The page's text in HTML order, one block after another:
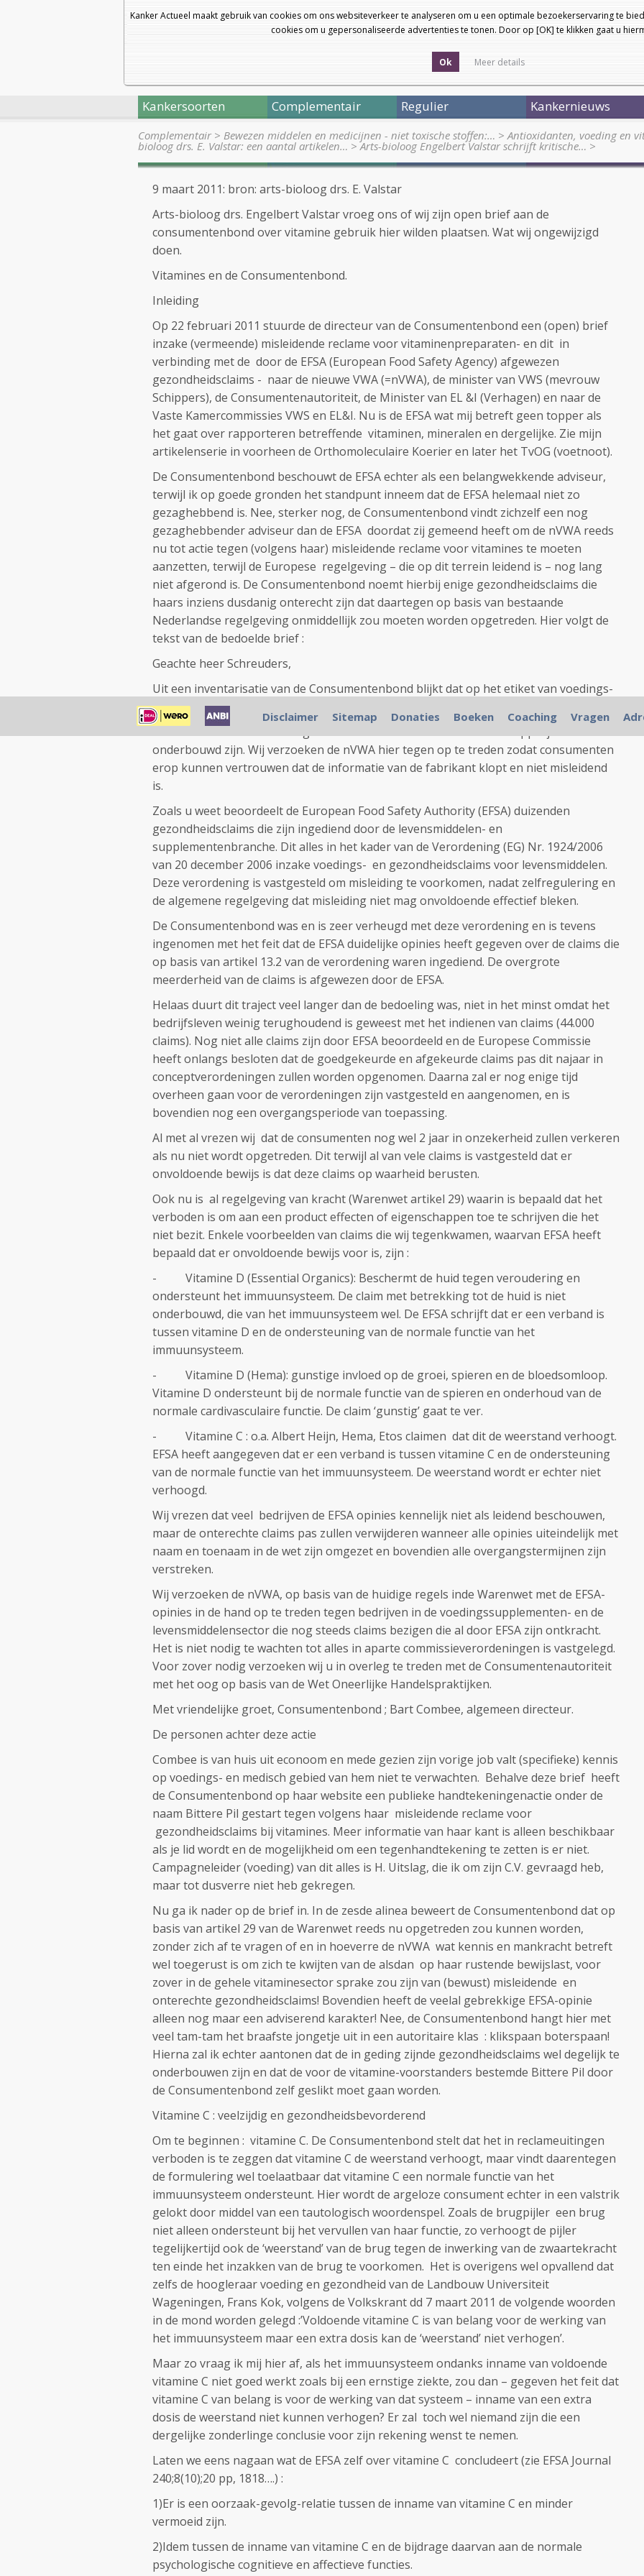
Kanker Actueel maakt gebruik van cookies om ons websiteverkeer te analyseren om u een optimale bezoekerservaring te
cookies om u gepersonaliseerde advertenties te tonen. Door op [OK] te klikken gaat u
Ok Meer details
Kankersoorten Complementair Regulier Kankernieuws
Complementair> Bewezen middelen en medicijnen - niet toxische stoffen:… >Antioxidanten, voeding en
bioloog drs. E. Valstar: een aantal artikelen… >Arts-bioloog Engelbert Valstar schrijft kritische… >
9 maart 2011: bron: arts-bioloog drs. E. Valstar
Arts-bioloog drs. Engelbert Valstar vroeg ons of wij zijn open brief aan de
consumentenbond over vitamine gebruik hier wilden plaatsen. Wat wij ongewijzigd
doen.
Vitamines en de Consumentenbond.
Inleiding
Op 22 februari 2011 stuurde de directeur van de Consumentenbond een (open) brief
inzake (vermeende) misleidende reclame voor vitaminenpreparaten- en dit in
verbinding met de door de EFSA (European Food Safety Agency) afgewezen
gezondheidsclaims - naar de nieuwe VWA (=nVWA), de minister van VWS (mevrouw
Schippers), de Consumentenautoriteit, de Minister van EL &I (Verhagen) en naar de
Vaste Kamercommissies VWS en EL&I. Nu is de EFSA wat mij betreft geen topper als
het gaat over rapporteren betreffende vitaminen, mineralen en dergelijke. Zie mijn
artikelenserie in voorheen de Orthomoleculaire Koerier en later het TvOG (voetnoot).
De Consumentenbond beschouwt de EFSA echter als een belangwekkende adviseur,
terwijl ik op goede gronden het standpunt inneem dat de EFSA helemaal niet zo
gezaghebbend is. Nee, sterker nog, de Consumentenbond vindt zichzelf een nog
gezaghebbender adviseur dan de EFSA doordat zij gemeend heeft om de nVWA reeds
nu tot actie tegen (volgens haar) misleidende reclame voor vitamines te moeten
aanzetten, terwijl de Europese regelgeving – die op dit terrein leidend is – nog lang
niet afgerond is. De Consumentenbond noemt hierbij enige gezondheidsclaims die
haars inziens dusdanig onterecht zijn dat daartegen op basis van bestaande
Nederlandse regelgeving onmiddellijk zou moeten worden opgetreden. Hier volgt de
tekst van de bedoelde brief :
Geachte heer Schreuders,
Uit een inventarisatie van de Consumentenbond blijkt dat op het etiket van voedings-
supplementen nog zeer regelmatig claims voorkomen waarvan de Europese
onderbouwd zijn. Wij verzoeken de nVWA hier tegen op te treden zodat consumenten
erop kunnen vertrouwen dat de informatie van de fabrikant klopt en niet misleidend
is.
Zoals u weet beoordeelt de European Food Safety Authority (EFSA) duizenden
gezondheidsclaims die zijn ingediend door de levensmiddelen- en
supplementenbranche. Dit alles in het kader van de Verordening (EG) Nr. 1924/2006
van 20 december 2006 inzake voedings- en gezondheidsclaims voor levensmiddelen.
Deze verordening is vastgesteld om misleiding te voorkomen, nadat zelfregulering en
de algemene regelgeving dat misleiding niet mag onvoldoende effectief bleken.
De Consumentenbond was en is zeer verheugd met deze verordening en is tevens
ingenomen met het feit dat de EFSA duidelijke opinies heeft gegeven over de claims die
op basis van artikel 13.2 van de verordening waren ingediend. De overgrote
meerderheid van de claims is afgewezen door de EFSA.
Helaas duurt dit traject veel langer dan de bedoeling was, niet in het minst omdat het
bedrijfsleven weinig terughoudend is geweest met het indienen van claims (44.000
claims). Nog niet alle claims zijn door EFSA beoordeeld en de Europese Commissie
heeft onlangs besloten dat de goedgekeurde en afgekeurde claims pas dit najaar in
conceptverordeningen zullen worden opgenomen. Daarna zal er nog enige tijd
overheen gaan voor de verordeningen zijn vastgesteld en aangenomen, en is
bovendien nog een overgangsperiode van toepassing.
Al met al vrezen wij dat de consumenten nog wel 2 jaar in onzekerheid zullen verkeren
als nu niet wordt opgetreden. Dit terwijl al van vele claims is vastgesteld dat er
onvoldoende bewijs is dat deze claims op waarheid berusten.
Ook nu is al regelgeving van kracht (Warenwet artikel 29) waarin is bepaald dat het
verboden is om aan een product effecten of eigenschappen toe te schrijven die het
niet bezit. Enkele voorbeelden van claims die wij tegenkwamen, waarvan EFSA heeft
bepaald dat er onvoldoende bewijs voor is, zijn :
- Vitamine D (Essential Organics): Beschermt de huid tegen veroudering en
ondersteunt het immuunsysteem. De claim met betrekking tot de huid is niet
onderbouwd, die van het immuunsysteem wel. De EFSA schrijft dat er een verband is
tussen vitamine D en de ondersteuning van de normale functie van het
immuunsysteem.
- Vitamine D (Hema): gunstige invloed op de groei, spieren en de bloedsomloop.
Vitamine D ondersteunt bij de normale functie van de spieren en onderhoud van de
normale cardivasculaire functie. De claim ‘gunstig’ gaat te ver.
- Vitamine C : o.a. Albert Heijn, Hema, Etos claimen dat dit de weerstand verhoogt.
EFSA heeft aangegeven dat er een verband is tussen vitamine C en de ondersteuning
van de normale functie van het immuunsysteem. De weerstand wordt er echter niet
verhoogd.
Wij vrezen dat veel bedrijven de EFSA opinies kennelijk niet als leidend beschouwen,
maar de onterechte claims pas zullen verwijderen wanneer alle opinies uiteindelijk met
naam en toenaam in de wet zijn omgezet en bovendien alle overgangstermijnen zijn
verstreken.
Wij verzoeken de nVWA, op basis van de huidige regels inde Warenwet met de EFSA-
opinies in de hand op te treden tegen bedrijven in de voedingssupplementen- en de
levensmiddelensector die nog steeds claims bezigen die al door EFSA zijn ontkracht.
Het is niet nodig te wachten tot alles in aparte commissieverordeningen is vastgelegd.
Voor zover nodig verzoeken wij u in overleg te treden met de Consumentenautoriteit
met het oog op basis van de Wet Oneerlijke Handelspraktijken.
Met vriendelijke groet, Consumentenbond ; Bart Combee, algemeen directeur.
De personen achter deze actie
Combee is van huis uit econoom en mede gezien zijn vorige job valt (specifieke) kennis
op voedings- en medisch gebied van hem niet te verwachten. Behalve deze brief heeft
de Consumentenbond op haar website een publieke handtekeningenactie onder de
naam Bittere Pil gestart tegen volgens haar misleidende reclame voor
gezondheidsclaims bij vitamines. Meer informatie van haar kant is alleen beschikbaar
als je lid wordt en de mogelijkheid om een tegenhandtekening te zetten is er niet.
Campagneleider (voeding) van dit alles is H. Uitslag, die ik om zijn C.V. gevraagd heb,
maar tot dusverre niet heb gekregen.
Nu ga ik nader op de brief in. In de zesde alinea beweert de Consumentenbond dat op
basis van artikel 29 van de Warenwet reeds nu opgetreden zou kunnen worden,
zonder zich af te vragen of en in hoeverre de nVWA wat kennis en mankracht betreft
wel toegerust is om zich te kwijten van de alsdan op haar rustende bewijslast, voor
zover in de gehele vitaminesector sprake zou zijn van (bewust) misleidende en
onterechte gezondheidsclaims! Bovendien heeft de veelal gebrekkige EFSA-opinie
alleen nog maar een adviserend karakter! Nee, de Consumentenbond hangt hier met
veel tam-tam het braafste jongetje uit in een autoritaire klas : klikspaan boterspaan!
Hierna zal ik echter aantonen dat de in geding zijnde gezondheidsclaims wel degelijk te
onderbouwen zijn en dat de voor de vitamine-voorstanders bestemde Bittere Pil door
de Consumentenbond zelf geslikt moet gaan worden.
Vitamine C : veelzijdig en gezondheidsbevorderend
Om te beginnen : vitamine C. De Consumentenbond stelt dat het in reclameuitingen
verboden is te zeggen dat vitamine C de weerstand verhoogt, maar vindt daarentegen
de formulering wel toelaatbaar dat vitamine C een normale functie van het
immuunsysteem ondersteunt. Hier wordt de argeloze consument echter in een valstrik
gelokt door middel van een tautologisch woordenspel. Zoals de brugpijler een brug
niet alleen ondersteunt bij het vervullen van haar functie, zo verhoogt de pijler
tegelijkertijd ook de ‘weerstand’ van de brug tegen de inwerking van de zwaartekracht
ten einde het inzakken van de brug te voorkomen. Het is overigens wel opvallend dat
zelfs de hoogleraar voeding en gezondheid van de Landbouw Universiteit
Wageningen, Frans Kok, volgens de Volkskrant dd 7 maart 2011 de volgende woorden
in de mond worden gelegd :’Voldoende vitamine C is van belang voor de werking van
het immuunsysteem maar een extra dosis kan de ‘weerstand’ niet verhogen’.
Maar zo vraag ik mij hier af, als het immuunsysteem ondanks inname van voldoende
vitamine C niet goed werkt zoals bij een ernstige ziekte, zou dan – gegeven het feit dat
vitamine C van belang is voor de werking van dat systeem – inname van een extra
dosis de weerstand niet kunnen verhogen? Er zal toch wel niemand zijn die een
dergelijke zonderlinge conclusie voor zijn rekening wenst te nemen.
Laten we eens nagaan wat de EFSA zelf over vitamine C concludeert (zie EFSA Journal
240;8(10);20 pp, 1818….) :
1)Er is een oorzaak-gevolg-relatie tussen de inname van vitamine C en minder
vermoeid zijn.
2)Idem tussen de inname van vitamine C en de bijdrage daarvan aan de normale
psychologische cognitieve en affectieve functies.
Disclaimer Sitemap Donaties Boeken Coaching Vragen